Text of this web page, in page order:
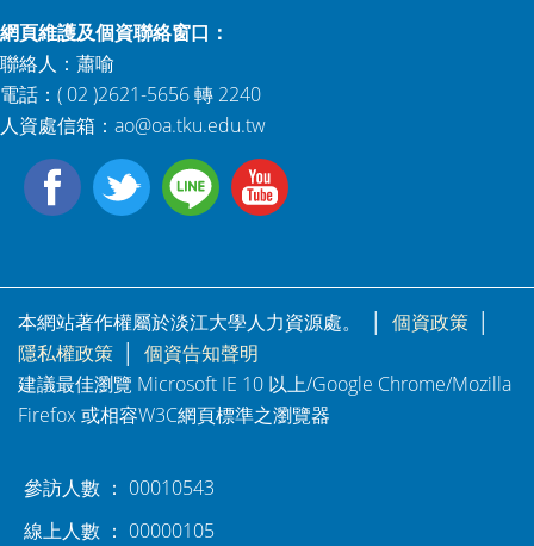
網頁維護及個資聯絡窗口：
聯絡人：蕭喻
電話：( 02 )2621-5656 轉 2240
人資處信箱： ao@oa.tku.edu.tw
本網站著作權屬於淡江大學人力資源處。 │ 個資政策
隱私權政策
個資告知聲明
建議最佳瀏覽 Microsoft IE 10 以上/Google Chrome/Mozilla
Firefox 或相容W3C網頁標準之瀏覽器
參訪人數 ： 00010543
線上人數 ： 00000105